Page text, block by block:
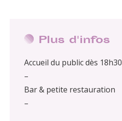
Plus d'infos
Accueil du public dès 18h30
–
Bar & petite restauration
–